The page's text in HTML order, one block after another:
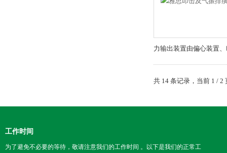
力输出装置由偏心装置
共 14 条记录，当前 1 /
工作时间
为了避免不必要的等待，敬请注意我们的工作时间 。以下是我们的正常工